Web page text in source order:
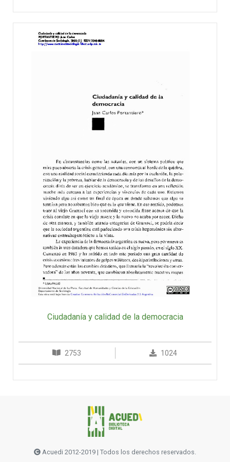
Ciudadanía y calidad de la democracia
2753 1024
Acuedi 2012-2019 | Todos los derechos reservados.